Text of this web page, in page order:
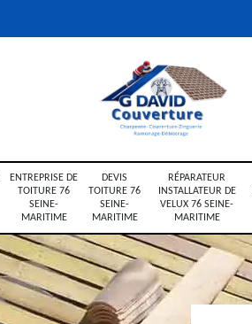
ENTREPRISE DE
TOITURE 76
SEINE-
MARITIME
DEVIS
TOITURE 76
SEINE-
MARITIME
RÉPARATEUR
INSTALLATEUR DE
VELUX 76 SEINE-
MARITIME